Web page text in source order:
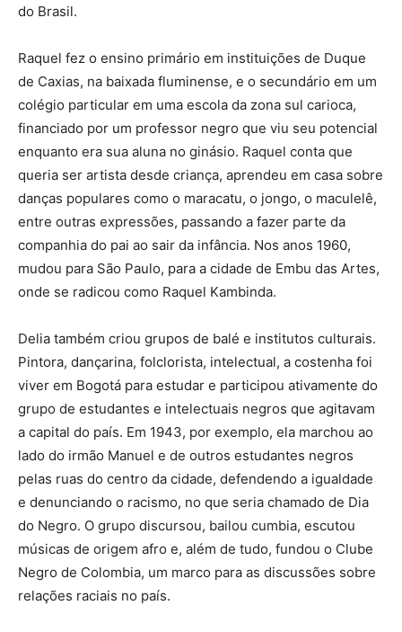
do Brasil.
Raquel fez o ensino primário em instituições de Duque
de Caxias, na baixada fluminense, e o secundário em um
colégio particular em uma escola da zona sul carioca,
financiado por um professor negro que viu seu potencial
enquanto era sua aluna no ginásio. Raquel conta que
queria ser artista desde criança, aprendeu em casa sobre
danças populares como o maracatu, o jongo, o maculelê,
entre outras expressões, passando a fazer parte da
companhia do pai ao sair da infância. Nos anos 1960,
mudou para São Paulo, para a cidade de Embu das Artes,
onde se radicou como Raquel Kambinda.
Delia também criou grupos de balé e institutos culturais.
Pintora, dançarina, folclorista, intelectual, a costenha foi
viver em Bogotá para estudar e participou ativamente do
grupo de estudantes e intelectuais negros que agitavam
a capital do país. Em 1943, por exemplo, ela marchou ao
lado do irmão Manuel e de outros estudantes negros
pelas ruas do centro da cidade, defendendo a igualdade
e denunciando o racismo, no que seria chamado de Dia
do Negro. O grupo discursou, bailou cumbia, escutou
músicas de origem afro e, além de tudo, fundou o Clube
Negro de Colombia, um marco para as discussões sobre
relações raciais no país.